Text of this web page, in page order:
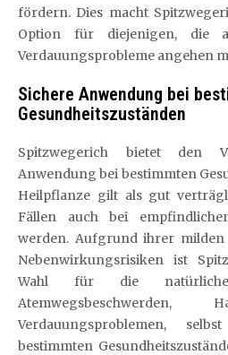
fördern. Dies macht
Option für diejenigen, die
Verdauungsprobleme angehen
Sichere Anwendung bei
Gesundheitszuständen
Spitzwegerich bietet den
Anwendung bei bestimmten
Heilpflanze gilt als gut
Fällen auch bei
werden. Aufgrund ihrer
Nebenwirkungsrisiken ist
Wahl für die
Atemwegsbeschwerden,
Verdauungsproblemen,
bestimmten